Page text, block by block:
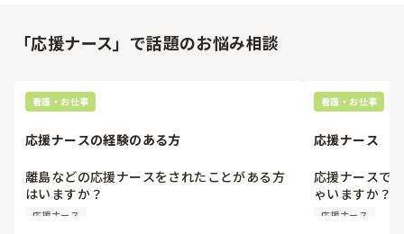
「応援ナース」で話題のお悩み相談
看護・お仕事
応援ナースの経験のある方
離島などの応援ナースをされたことがある方
はいますか？
応援ナースに興味があったものの子育て中の
応援ナース
看護・お仕事
応援ナース
応援ナースで
ゃいますか？
契約を3ヶ月
応援ナース